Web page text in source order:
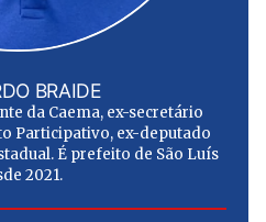
BRAIDE
da Caema, ex-secretário
Participativo, ex-deputado
É prefeito de São Luís
2021.